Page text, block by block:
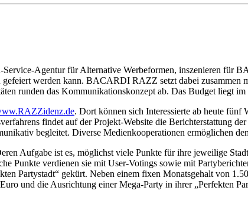
Agentur für Alternative Werbeformen, inszenieren für
gefeiert werden kann. BACARDI RAZZ setzt dabei
runden das Kommunikationskonzept ab. Das Budget liegt im
. Dort können sich Interessierte ab heute fünf
findet auf der Projekt-Website die Berichterstattung
begleitet. Diverse Medienkooperationen ermöglichen
Aufgabe ist es, möglichst viele Punkte für ihre jeweilige
Punkte verdienen sie mit User-Votings sowie mit
Partystadt“ gekürt. Neben einem fixen Monatsgehalt von
und die Ausrichtung einer Mega-Party in ihrer „Perfekten